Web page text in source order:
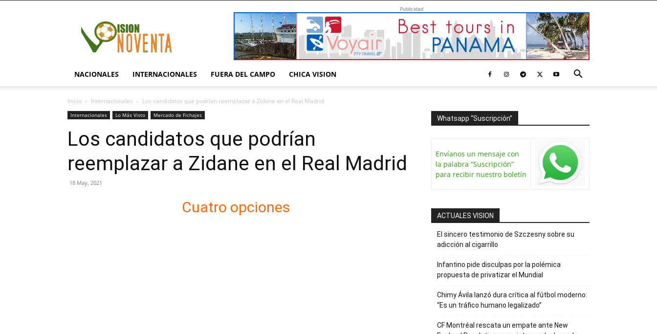
Publicidad
NACIONALES INTERNACIONALES FUERA DEL CAMPO CHICA VISION
Inicio Internacionales Los candidatos que podrían reemplazar a Zidane en el Real Madrid
Internacionales Lo Más Visto Mercado de Fichajes
Los candidatos que podrían
reemplazar a Zidane en el Real Madrid
18 May, 2021
Cuatro opciones
Whatsapp “Suscripción”
Envíanos un mensaje con
la palabra “Suscripción”
para recibir nuestro boletín
ACTUALES VISION
El sincero testimonio de Szczesny sobre su
adicción al cigarrillo
Infantino pide disculpas por la polémica
propuesta de privatizar el Mundial
Chimy Ávila lanzó dura crítica al fútbol moderno:
“Es un tráfico humano legalizado”
CF Montréal rescata un empate ante New